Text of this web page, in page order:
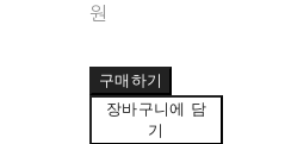
원
구매하기
장바구니에 담
기